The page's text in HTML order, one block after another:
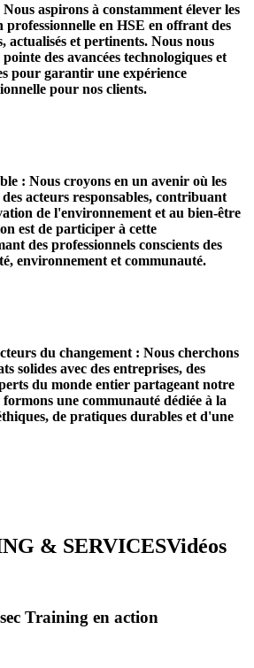
aspirons à constamment élever les
en HSE en offrant des
actualisés et pertinents. Nous nous
des avancées technologiques et
pour garantir une expérience
pour nos clients.
: Nous croyons en un avenir où les
acteurs responsables, contribuant
de l'environnement et au bien-être
est de participer à cette
des professionnels conscients des
environnement et communauté.
du changement : Nous cherchons
solides avec des entreprises, des
du monde entier partageant notre
une communauté dédiée à la
de pratiques durables et d'une
& SERVICESVidéos
Training en action